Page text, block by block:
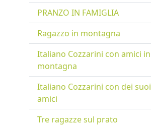
PRANZO IN FAMIGLIA
Ragazzo in montagna
Italiano Cozzarini con amici in
montagna
Italiano Cozzarini con dei suoi
amici
Tre ragazze sul prato